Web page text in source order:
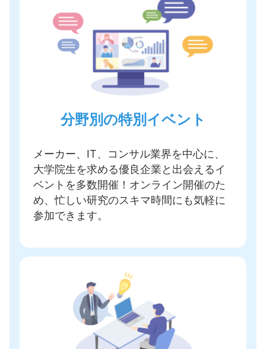
分野別の特別イベント
メーカー、IT、コンサル業界を中心に、
大学院生を求める優良企業と出会えるイ
ベントを多数開催 ！オンライン開催のた
め、忙しい研究のスキマ時間にも気軽に
参加できます。